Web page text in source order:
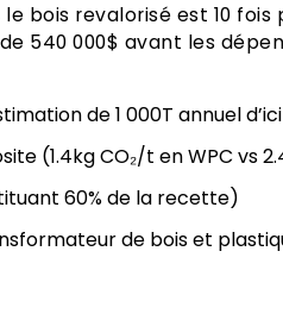
bois revalorisé est 10
540 000$ avant les
de 1 000T annuel
(1.4kg CO₂/t en WPC vs
60% de la recette)
de bois et